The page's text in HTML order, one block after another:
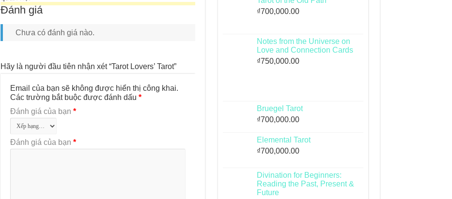
Đánh giá
Chưa có đánh giá nào.
Hãy là người đầu tiên nhận xét “Tarot Lovers’ Tarot”
Email của bạn sẽ không được hiển thị công khai.
Các trường bắt buộc được đánh dấu*
Đánh giá của bạn*
Đánh giá của bạn*
₫700,000.00
Notes from the Universe on
Love and Connection Cards
₫750,000.00
Bruegel Tarot
₫700,000.00
Elemental Tarot
₫700,000.00
Divination for Beginners:
Reading the Past, Present &
Future